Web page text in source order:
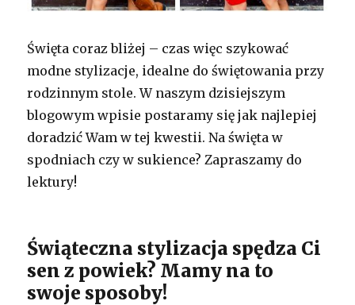
Święta coraz bliżej – czas więc szykować
modne stylizacje, idealne do świętowania przy
rodzinnym stole. W naszym dzisiejszym
blogowym wpisie postaramy się jak najlepiej
doradzić Wam w tej kwestii. Na święta w
spodniach czy w sukience? Zapraszamy do
lektury!
Świąteczna stylizacja spędza Ci
sen z powiek? Mamy na to
swoje sposoby!